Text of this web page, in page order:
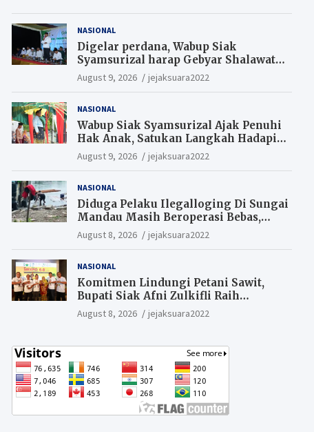
NASIONAL
Digelar perdana, Wabup Siak
Syamsurizal harap Gebyar Shalawat
bisa meningkatkan nilai keagamaan
ditengah-tengah masyarakat.
August 9, 2026 jejaksuara2022
NASIONAL
Wabup Siak Syamsurizal Ajak Penuhi
Hak Anak, Satukan Langkah Hadapi
Tantangan Daerah
August 9, 2026 jejaksuara2022
NASIONAL
Diduga Pelaku Ilegalloging Di Sungai
Mandau Masih Beroperasi Bebas,
Masyarakat Minta Aparat Penegak
Hukum Segera Tangkap Aktor Dan
August 8, 2026 jejaksuara2022
NASIONAL
Komitmen Lindungi Petani Sawit,
Bupati Siak Afni Zulkifli Raih
Penghargaan SIEXPO 2026
August 8, 2026 jejaksuara2022